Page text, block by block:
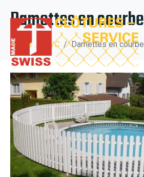
Damettes en courbe
Home PVC Damettes en courbe